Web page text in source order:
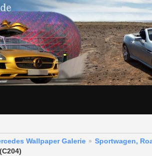
Wallpaper Galerie
Sportwagen,